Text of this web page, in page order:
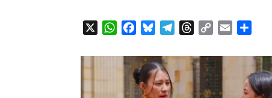
WhatsApp
FacebookBlueskyTelegramThreads
Copy Email